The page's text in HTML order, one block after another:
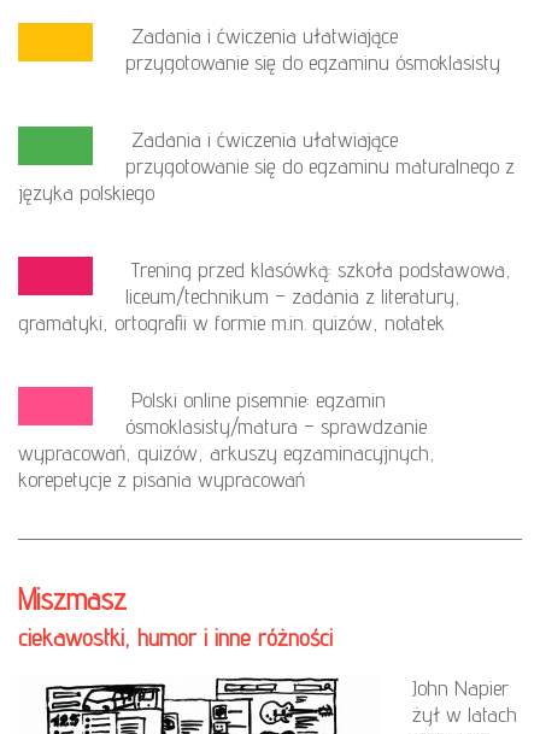
Zadania i ćwiczenia ułatwiające
przygotowanie się do egzaminu ósmoklasisty
Zadania i ćwiczenia ułatwiające
przygotowanie się do egzaminu maturalnego z
języka polskiego
Trening przed klasówką: szkoła podstawowa,
liceum/technikum – zadania z literatury,
gramatyki, ortografii w formie m.in. quizów, notatek
Polski online pisemnie: egzamin
ósmoklasisty/matura – sprawdzanie
wypracowań, quizów, arkuszy egzaminacyjnych,
korepetycje z pisania wypracowań
Miszmasz
ciekawostki, humor i inne różności
John Napier
żył w latach